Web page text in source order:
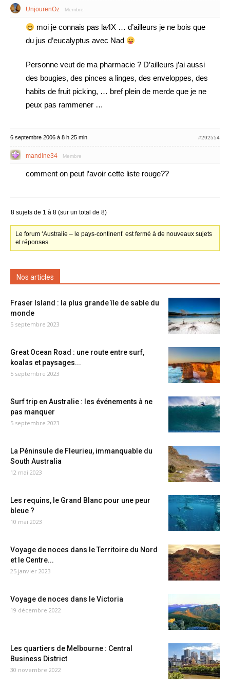
UnjourenOz Membre
moi je connais pas la4X … d’ailleurs je ne bois que
du jus d’eucalyptus avec Nad
Personne veut de ma pharmacie ? D’ailleurs j’ai aussi
des bougies, des pinces a linges, des enveloppes, des
habits de fruit picking, … bref plein de merde que je ne
peux pas rammener …
6 septembre 2006 à 8 h 25 min #292554
mandine34 Membre
comment on peut l’avoir cette liste rouge??
8 sujets de 1 à 8 (sur un total de 8)
Le forum ‘Australie – le pays-continent’ est fermé à de nouveaux sujets
et réponses.
Nos articles
Fraser Island : la plus grande île de sable du
monde
5 septembre 2023
Great Ocean Road : une route entre surf,
koalas et paysages...
5 septembre 2023
Surf trip en Australie : les événements à ne
pas manquer
5 septembre 2023
La Péninsule de Fleurieu, immanquable du
South Australia
12 mai 2023
Les requins, le Grand Blanc pour une peur
bleue ?
10 mai 2023
Voyage de noces dans le Territoire du Nord
et le Centre...
25 janvier 2023
Voyage de noces dans le Victoria
19 décembre 2022
Les quartiers de Melbourne : Central
Business District
30 novembre 2022